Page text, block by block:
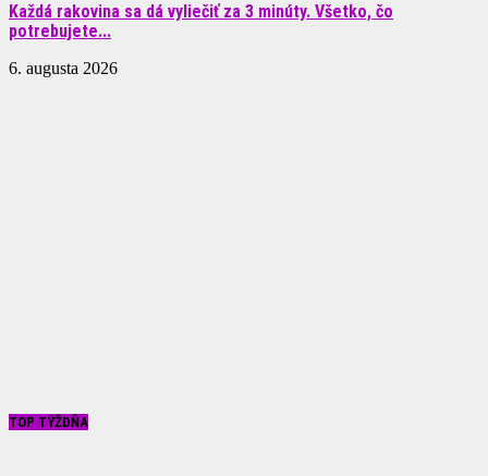
Každá rakovina sa dá vyliečiť za 3 minúty. Všetko, čo
potrebujete...
6. augusta 2026
TOP TÝŽDŇA